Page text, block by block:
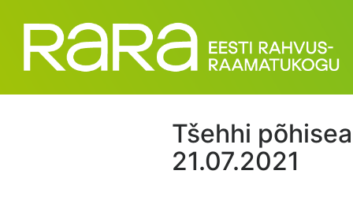
Tšehhi
21.07.2021